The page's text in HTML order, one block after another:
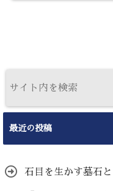
最近の投稿
石目を生かす墓石